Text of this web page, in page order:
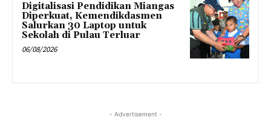
Digitalisasi Pendidikan Miangas
Diperkuat, Kemendikdasmen
Salurkan 30 Laptop untuk
Sekolah di Pulau Terluar
06/08/2026
- Advertisement -